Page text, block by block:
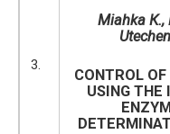
3.
Мiahkа К.,
CONTROL
USING THE